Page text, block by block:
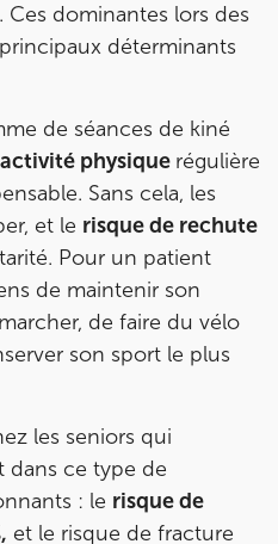
Ces dominantes lors des
déterminants
de séances de kiné
physique régulière
Sans cela, les
et le risque de rechute
Pour un patient
de maintenir son
de faire du vélo
son sport le plus
les seniors qui
dans ce type de
: le risque de
et le risque de fracture